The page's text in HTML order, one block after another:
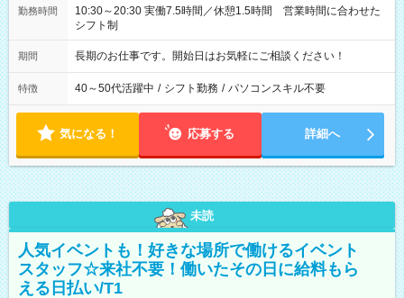
勤務時間
10:30～20:30 実働7.5時間／休憩1.5時間 営業時間に合わせた
シフト制
期間 長期のお仕事です。開始日はお気軽にご相談ください！
特徴 40～50代活躍中 / シフト勤務 / パソコンスキル不要
気になる！ 応募する 詳細へ
未読
人気イベントも！好きな場所で働けるイベント
スタッフ☆来社不要！働いたその日に給料もら
える日払い/T1